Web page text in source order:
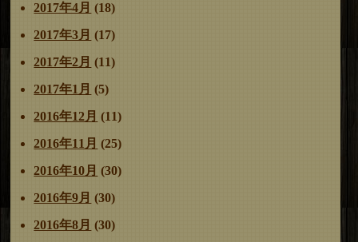
2017年4月 (18)
2017年3月 (17)
2017年2月 (11)
2017年1月 (5)
2016年12月 (11)
2016年11月 (25)
2016年10月 (30)
2016年9月 (30)
2016年8月 (30)